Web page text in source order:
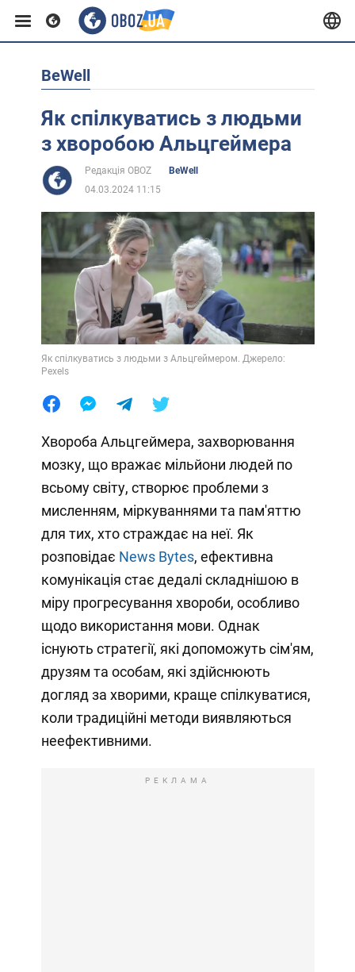
Європа
США
Африка
Лайфхаки
BeWell
Як спілкуватись з людьми
з хворобою Альцгеймера
Редакція OBOZ
BeWell
04.03.2024 11:15
Як спілкуватись з людьми з Альцгеймером. Джерело:
Pexels
Хвороба Альцгеймера, захворювання
мозку, що вражає мільйони людей по
всьому світу, створює проблеми з
мисленням, міркуваннями та пам'яттю
для тих, хто страждає на неї. Як
розповідає News Bytes, ефективна
комунікація стає дедалі складнішою в
міру прогресування хвороби, особливо
щодо використання мови. Однак
існують стратегії, які допоможуть сім'ям,
друзям та особам, які здійснюють
догляд за хворими, краще спілкуватися,
коли традиційні методи виявляються
неефективними.
РЕКЛАМА